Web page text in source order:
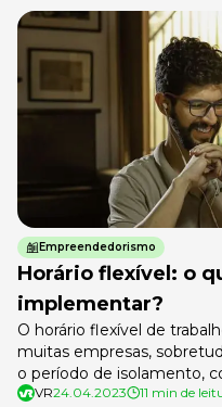
Empreendedorismo
Horário flexível: o
implementar?
O horário flexível de
muitas empresas,
o período de isolamento,
muitos trabalhadores
VR24.04.2023 11 min de